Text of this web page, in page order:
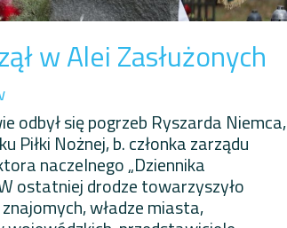
w Alei Zasłużonych
odbył się pogrzeb Ryszarda Niemca,
Nożnej, b. członka zarządu
naczelnego „Dziennika
W ostatniej drodze towarzyszyło
władze miasta,